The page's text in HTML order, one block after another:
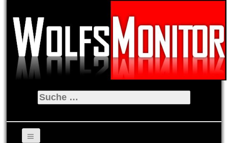
Suche
nach: